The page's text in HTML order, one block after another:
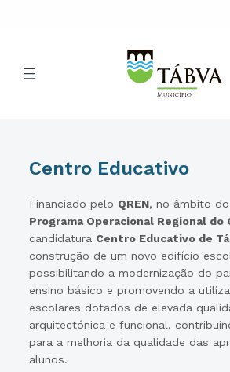
Centro Educativo
Financiado pelo QREN, no âmbito do
Programa Operacional Regional do
candidatura Centro Educativo de
construção de um novo edifício
possibilitando a modernização do
ensino básico e promovendo a
escolares dotados de elevada
arquitectónica e funcional,
para a melhoria da qualidade das
alunos.